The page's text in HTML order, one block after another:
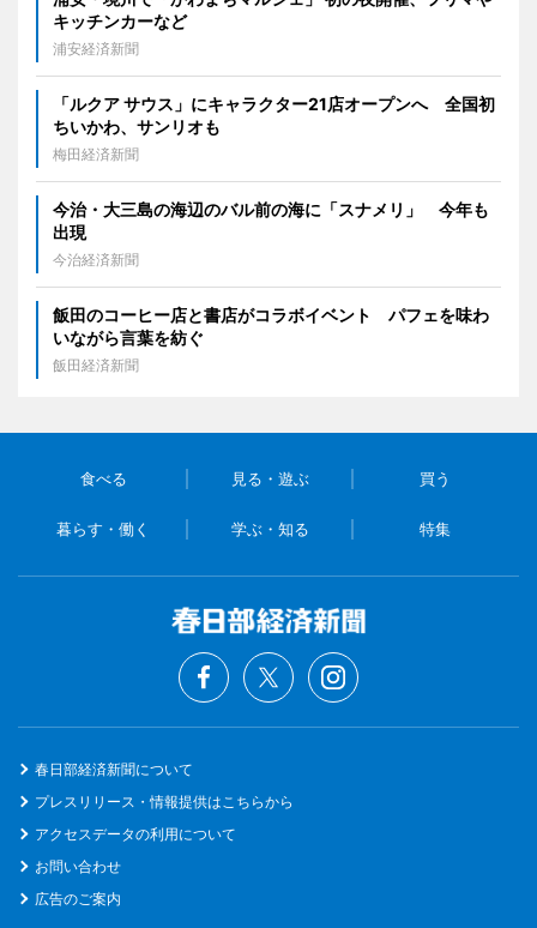
キッチンカーなど
浦安経済新聞
「ルクア サウス」にキャラクター21店オープンへ 全国初
ちいかわ、サンリオも
梅田経済新聞
今治・大三島の海辺のバル前の海に「スナメリ」 今年も
出現
今治経済新聞
飯田のコーヒー店と書店がコラボイベント パフェを味わ
いながら言葉を紡ぐ
飯田経済新聞
食べる 見る・遊ぶ 買う
暮らす・働く 学ぶ・知る 特集
春日部経済新聞について
プレスリリース・情報提供はこちらから
アクセスデータの利用について
お問い合わせ
広告のご案内